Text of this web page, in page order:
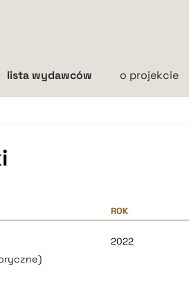
lista wydawców o projekcie
ROK
2022